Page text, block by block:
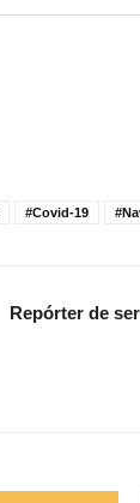
#Covid-19
Repórter de